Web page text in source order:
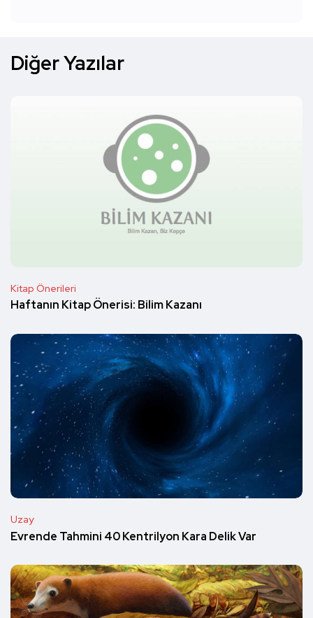
Diğer Yazılar
Kitap Önerileri
Haftanın Kitap Önerisi: Bilim Kazanı
Uzay
Evrende Tahmini 40 Kentrilyon Kara Delik Var